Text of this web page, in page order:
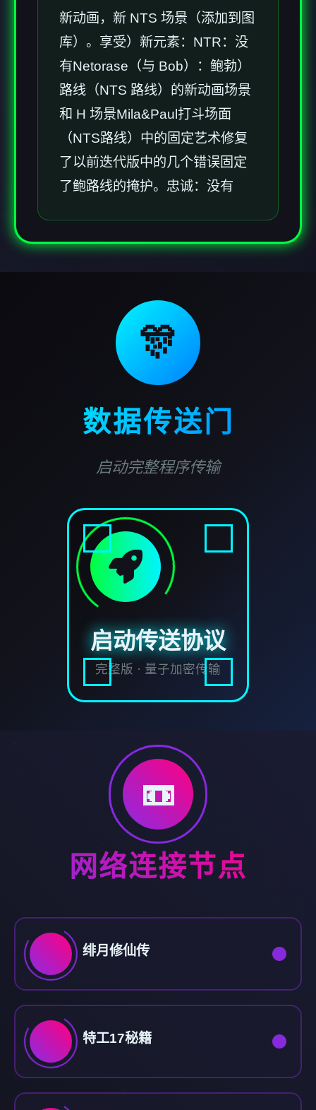
新动画，新 NTS 场景（添加到图
库）。享受）新元素：NTR：没
有Netorase（与 Bob）：鲍勃）
路线（NTS 路线）的新动画场景
和 H 场景Mila&Paul打斗场面
（NTS路线）中的固定艺术修复
了以前迭代版中的几个错误固定
了鲍路线的掩护。忠诚：没有
🎊
数据传送门
启动完整程序传输
启动传送协议
完整版 · 量子加密传输
📼
网络连接节点
绯月修仙传
特工17秘籍